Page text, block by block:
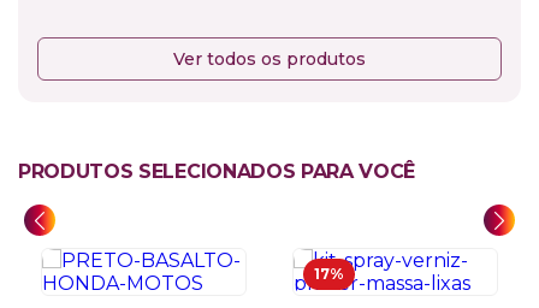
Ver todos os produtos
PRODUTOS SELECIONADOS PARA VOCÊ
17%